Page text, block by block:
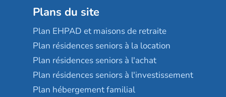
Plans du site
Plan EHPAD et maisons de retraite
Plan résidences seniors à la location
Plan résidences seniors à l'achat
Plan résidences seniors à l'investissement
Plan hébergement familial